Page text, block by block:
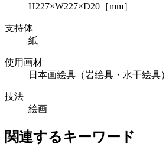
H227×W227×D20［mm］
支持体
紙
使用画材
日本画絵具（岩絵具・水干絵具）
技法
絵画
関連するキーワード